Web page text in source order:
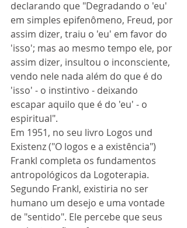
declarando que "Degradando o 'eu'
em simples epifenômeno, Freud, por
assim dizer, traiu o 'eu' em favor do
'isso'; mas ao mesmo tempo ele, por
assim dizer, insultou o inconsciente,
vendo nele nada além do que é do
'isso' - o instintivo - deixando
escapar aquilo que é do 'eu' - o
espiritual".
Em 1951, no seu livro Logos und
Existenz ("O logos e a existência")
Frankl completa os fundamentos
antropológicos da Logoterapia.
Segundo Frankl, existiria no ser
humano um desejo e uma vontade
de "sentido". Ele percebe que seus